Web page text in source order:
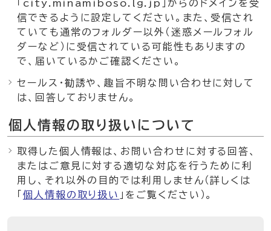
「city.minamiboso.lg.jp」からのドメインを受
信できるように設定してください。また、受信され
ていても通常のフォルダー以外（迷惑メールフォル
ダーなど）に受信されている可能性もありますの
で、届いているかご確認ください。
セールス・勧誘や、趣旨不明な問い合わせに対して
は、回答しておりません。
個人情報の取り扱いについて
取得した個人情報は、お問い合わせに対する回答、
またはご意見に対する適切な対応を行うために利
用し、それ以外の目的では利用しません（詳しくは
個人情報の取り扱い 」をご覧ください）。